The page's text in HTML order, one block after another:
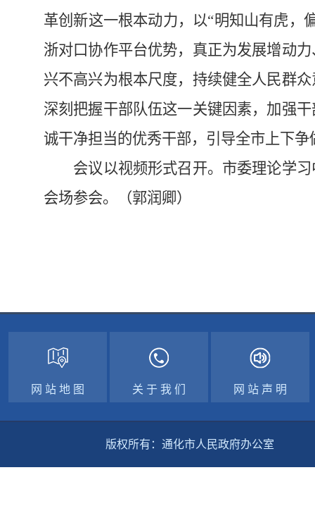
革创新这一根本动力，以“明知山有虎，
浙对口协作平台优势，真正为发展增动
兴不高兴为根本尺度，持续健全人民群
深刻把握干部队伍这一关键因素，加强
诚干净担当的优秀干部，引导全市上下
会议以视频形式召开。市委理论学习
会场参会。（郭润卿）
网 站 地 图 关 于 我 们 网 站 声 明
版权所有：通化市人民政府办公室